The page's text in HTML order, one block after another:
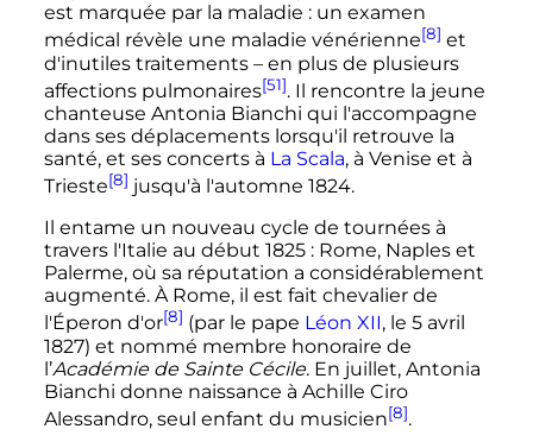
est marquée par la maladie : un examen
médical révèle une maladie vénérienne[8] et
d'inutiles traitements – en plus de plusieurs
affections pulmonaires[51]. Il rencontre la jeune
chanteuse Antonia Bianchi qui l'accompagne
dans ses déplacements lorsqu'il retrouve la
santé, et ses concerts à La Scala, à Venise et à
Trieste[8] jusqu'à l'automne 1824.
Il entame un nouveau cycle de tournées à
travers l'Italie au début 1825 : Rome, Naples et
Palerme, où sa réputation a considérablement
augmenté. À Rome, il est fait chevalier de
l'Éperon d'or[8] (par le pape Léon XII, le 5 avril
1827) et nommé membre honoraire de
l’Académie de Sainte Cécile. En juillet, Antonia
Bianchi donne naissance à Achille Ciro
Alessandro, seul enfant du musicien[8].